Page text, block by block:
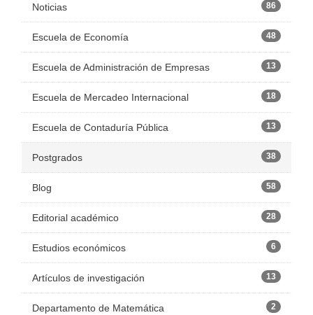
Noticias 86
Escuela de Economía 48
Escuela de Administración de Empresas 13
Escuela de Mercadeo Internacional 18
Escuela de Contaduría Pública 13
Postgrados 38
Blog 58
Editorial académico 28
Estudios económicos 6
Artículos de investigación 13
Departamento de Matemática 2